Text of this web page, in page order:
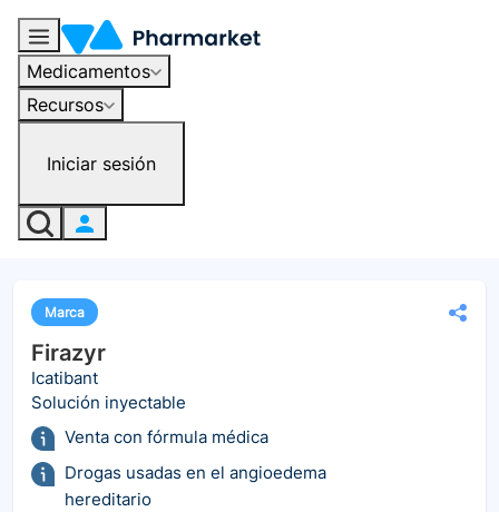
Medicamentos
Recursos
Iniciar sesión
Marca
Firazyr
Icatibant
Solución inyectable
Venta con fórmula médica
Drogas usadas en el angioedema
hereditario